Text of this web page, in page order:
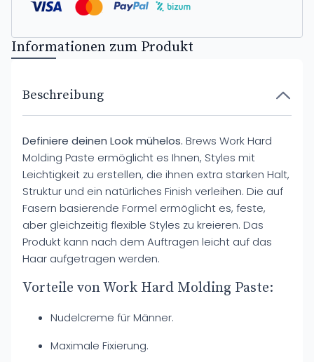
Informationen zum Produkt
Beschreibung
Definiere deinen Look mühelos. Brews Work Hard
Molding Paste ermöglicht es Ihnen, Styles mit
Leichtigkeit zu erstellen, die ihnen extra starken Halt,
Struktur und ein natürliches Finish verleihen. Die auf
Fasern basierende Formel ermöglicht es, feste,
aber gleichzeitig flexible Styles zu kreieren. Das
Produkt kann nach dem Auftragen leicht auf das
Haar aufgetragen werden.
Vorteile von Work Hard Molding Paste:
Nudelcreme für Männer.
Maximale Fixierung.